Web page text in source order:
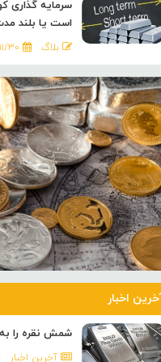
سرمایه گذاری
است یا بلند
بلاگ
اخبار
شمش نقره را
آخرین اخبار